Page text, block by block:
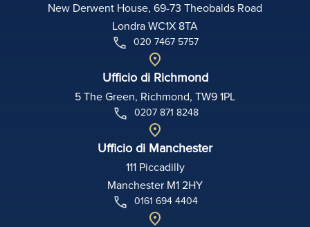
New Derwent House, 69-73 Theobalds Road
Londra WC1X 8TA
020 7467 5757
Ufficio di Richmond
5 The Green, Richmond, TW9 1PL
0207 871 8248
Ufficio di Manchester
111 Piccadilly
Manchester M1 2HY
0161 694 4404